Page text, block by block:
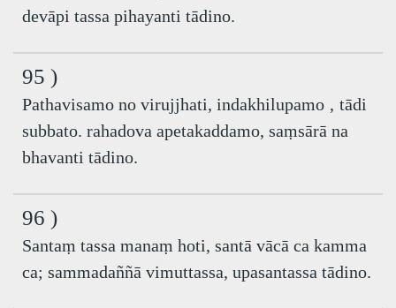
devāpi tassa pihayanti tādino.
95 )
Pathavisamo no virujjhati, indakhilupamo ‚ tādi
subbato. rahadova apetakaddamo, saṃsārā na
bhavanti tādino.
96 )
Santaṃ tassa manaṃ hoti, santā vācā ca kamma
ca; sammadaññā vimuttassa, upasantassa tādino.